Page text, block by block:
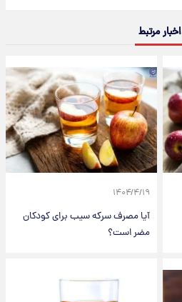
اخبار مرتبط
۱۴۰۴/۴/۱۹
آیا مصرف سرکه سیب برای کودکان
مضر است؟